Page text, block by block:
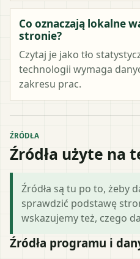
Co oznaczają lokalne
stronie?
Czytaj je jako tło
technologii wymaga
zakresu prac.
ŹRÓDŁA
Źródła użyte na
Źródła są tu po to, żeby
sprawdzić podstawę
wskazujemy też, czego
Źródła programu i